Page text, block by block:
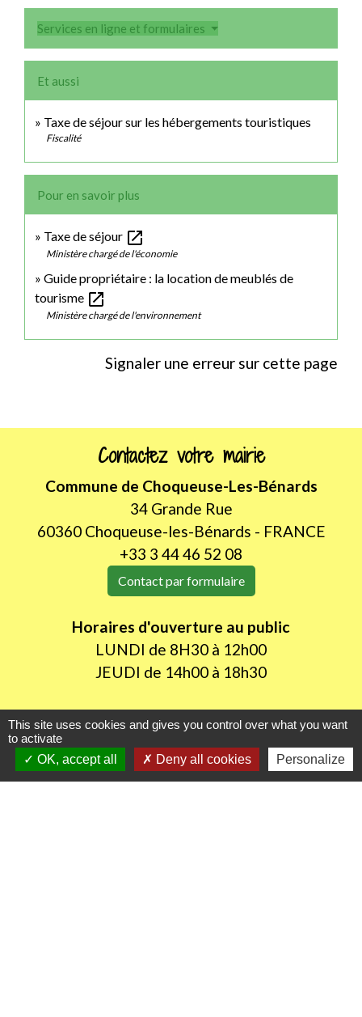
Services en ligne et formulaires
Et aussi
Taxe de séjour sur les hébergements touristiques
Fiscalité
Pour en savoir plus
Taxe de séjour open_in_new
Ministère chargé de l'économie
Guide propriétaire : la location de meublés de
tourisme open_in_new
Ministère chargé de l'environnement
Signaler une erreur sur cette page
Contactez votre mairie
Commune de Choqueuse-Les-Bénards
34 Grande Rue
60360 Choqueuse-les-Bénards - FRANCE
+33 3 44 46 52 08
Contact par formulaire
Horaires d'ouverture au public
LUNDI de 8H30 à 12h00
JEUDI de 14h00 à 18h30
Liens utiles
Oise mobilité
This site uses cookies and gives you control over what you want
to activate
OK, accept all
Deny all cookies Personalize